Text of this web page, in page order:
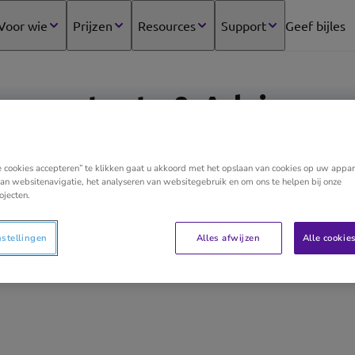
wie Prijzen Resources Support Geef bijles
(opens
&
Professioneel en persoonlijk. Zo werken we graag
wat we doen komt neer op één ding: ontzorgen.
accountancy, fiscale zaken, administratie en
prijs, want je wilt natuurlijk weten waar je aan toe
cookies accepteren” te klikken gaat u akkoord met het opslaan van cookies op uw
websitenavigatie, het analyseren van websitegebruik en om ons te helpen bij onze
Alles afwijzen Alle